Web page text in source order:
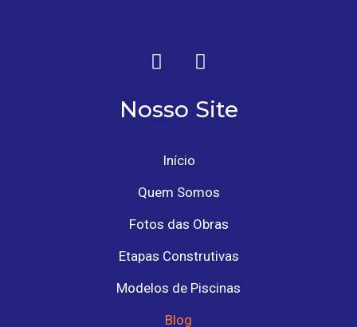
Nosso Site
Início
Quem Somos
Fotos das Obras
Etapas Construtivas
Modelos de Piscinas
Blog